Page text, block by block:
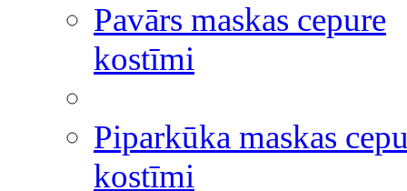
Pavārs maskas cepure
kostīmi
Piparkūka maskas
kostīmi